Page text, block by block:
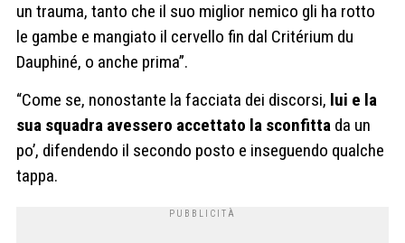
un trauma, tanto che il suo miglior nemico gli ha rotto
le gambe e mangiato il cervello fin dal Critérium du
Dauphiné, o anche prima”.
“Come se, nonostante la facciata dei discorsi, lui e la
sua squadra avessero accettato la sconfitta da un
po’, difendendo il secondo posto e inseguendo qualche
tappa.